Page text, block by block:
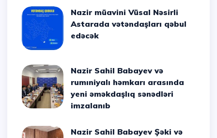
Nazir müavini Vüsal Nəsirli
Astarada vətəndaşları qəbul
edəcək
Nazir Sahil Babayev və
rumıniyalı həmkarı arasında
yeni əməkdaşlıq sənədləri
imzalanıb
Nazir Sahil Babayev Şəki və